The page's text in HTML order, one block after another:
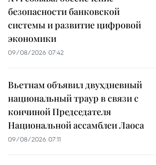
безопасности банковской
системы и развитие цифровой
экономики
09/08/2026 07:42
Вьетнам объявил двухдневный
национальный траур в связи с
кончиной Председателя
Национальной ассамблеи Лаоса
09/08/2026 07:11